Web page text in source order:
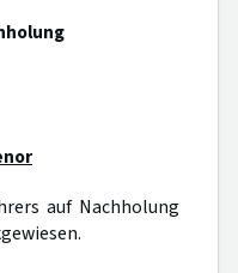
auf Nachholung